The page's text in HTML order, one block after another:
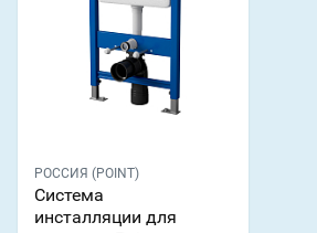
РОССИЯ (POINT)
Система
инсталляции для